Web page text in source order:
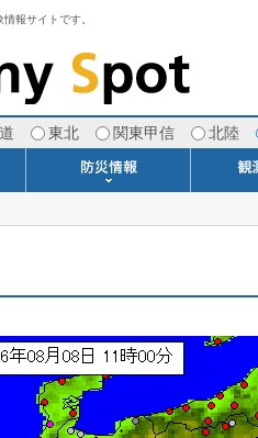
報サイトです。
東北 関東甲信 北陸